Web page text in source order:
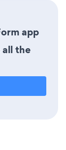
app
all the